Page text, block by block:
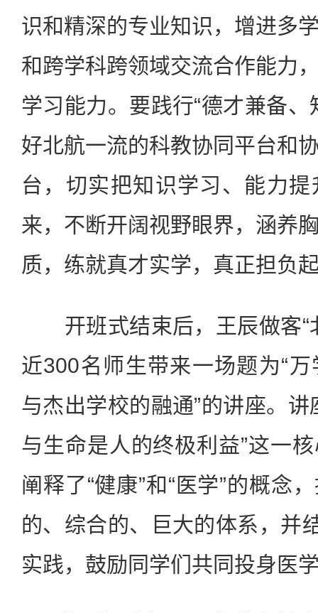
识和精深的专业知识，增进多
和跨学科跨领域交流合作能力
学习能力。要践行“德才兼备、
好北航一流的科教协同平台和
台，切实把知识学习、能力
来，不断开阔视野眼界，涵养
质，练就真才实学，真正担负
开班式结束后，王辰做客“
近300名师生带来一场题为“
与杰出学校的融通”的讲座。讲
与生命是人的终极利益”这一
阐释了“健康”和“医学”的概念
的、综合的、巨大的体系，并
实践，鼓励同学们共同投身医